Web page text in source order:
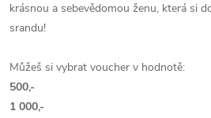
krásnou a sebevědomou ženu, která si
srandu!
Můžeš si vybrat voucher v hodnotě:
500,-
1 000,-